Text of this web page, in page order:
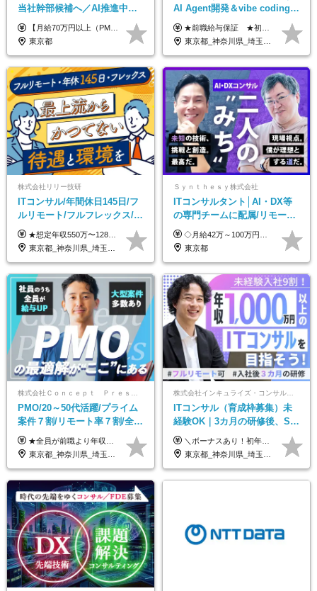
当社幹部候補へ／AI推進中！
目指せるAI人材／年収800万円
以上可／リモート80％
【月給70万円以上（PM）／想定年収840万円以上】 ★詳しくは下記をご参照ください！ ■SE/PL/テスト計画以降などの上流フェーズ 月給53万円以上 ※想定年収636万円以上 ■PM/ディレクター（管理職・幹部候補） 月給70万円以上 ※想定年収840万円以上 ※単価の変動により給与も随時更新（完全単価連動型） ※育成枠については個人の経験・能力を考慮し決定 ※超過勤務については別途残業手当を支給 【固定残業代について】 なし（残業代は、実際の労働時間に応じて別途全額支給）
東京都
AI Agent開発＆vibe coding｜
AIエンジニアチームをリード
★前職給与保証 ★初年度年収700～800万円も可能 月給50万円～90万円＋賞与年2回＋各種手当 ◎スキルや経験などを考慮。前職から給与アップをお約束します！ ◎上記月給には固定残業代30時間分(95000円～)を含みます。超過した場合は追加支給します ◎試用期間は6ヵ月あり。その間の給与・待遇に差異はありません
東京都_神奈川県_埼玉県_千葉県_大阪府_愛知県_北海道_青森県_岩手県_宮城県_秋田県_山形県_福島県_茨城県_栃木県_群馬県_新潟県_山梨県_長野県_富山県_石川県_福井県_静岡県_岐阜県_三重県_兵庫県_京都府_滋賀県_奈良県_和歌山県_広島県_岡山県_鳥取県_島根県_山口県_徳島県_香川県_愛媛県_高知県_福岡県_熊本県_佐賀県_長崎県_大分県_宮崎県_鹿児島県_沖縄県
株式会社リリー技研
ITコンサル/年間休日145日/フ
ルリモート/フルフレックス/残
業基本なし/全国からの応募
OK/特別休暇あり
★想定年収550万〜1289万円 ■契約社員 月給45.8万〜71.6万円 ★想定年収688万〜1611万円 ■正社員 月給57.3万〜89.5万円 ※給与は経験・スキルを考慮の上、決定します。 ※試用期間3ヶ月（その間の給与・待遇に差異はありません）期間は短縮の可能性あり ※残業代は別途全額支給します 【★評価について★】 弊社では、1〜7の7段階からなる等級制を導入しています。 【★昇給の仕組み★】 等級が1段階上がるごとに、基本給の25％に相当する額が昇給されます。 評価は年2回実施されるため、年に2回の昇給チャンスがあります。 頑張りが正当に評価される、透明性の高い制度です。
東京都_神奈川県_埼玉県_千葉県_大阪府_愛知県_北海道_青森県_岩手県_宮城県_秋田県_山形県_福島県_茨城県_栃木県_群馬県_新潟県_山梨県_長野県_富山県_石川県_福井県_静岡県_岐阜県_三重県_兵庫県_京都府_滋賀県_奈良県_和歌山県_広島県_岡山県_鳥取県_島根県_山口県_徳島県_香川県_愛媛県_高知県_福岡県_熊本県_佐賀県_長崎県_大分県_宮崎県_鹿児島県_沖縄県
Ｓｙｎｔｈｅｓｙ株式会社
ITコンサルタント│AI・DX等
の専門チームに配属/リモート
×フレックス/Big4と同水準の
給与・待遇
◇月給42万～100万円＋賞与年2回 └年収900～1600万円可能 ★☆年収例☆★ ◎37歳・元開発エンジニア └年収900万（2年後に年収150万UP実績） ◎40歳・元SierのPM └年収1400万（2年後に年収300万UP実績） ◎43歳・元コンサルタント └年収1600万（2年後に年収200万UP実績） ※経験・スキルを考慮し決定します ※試用期間3～6カ月あり（その間の待遇に差異はありません） 【固定残業代について】 なし（残業代は、実際の労働時間に応じて別途全額支給）
東京都
PMO/20～50代活躍/プライム
案件７割/リモート率７割/全員
前職より年収UP/有給取得率
100%
★全員が前職より年収UPを実現！ ★前職給与より120％アップ実績あり ★前職給与を最大限に考慮 ★入社4年目で年収800万円の社員も在籍！ 年俸420万円～960万円（1/12を毎月支給）＋インセンティブ＋各種手当 ※経験・スキルを考慮の上、決定します ※試用期間6ヶ月あり（期間中の給与、待遇に差異はありません） ※上記金額には固定残業代(月20時間／月5.6万円)を含みます ※超過分は別途全額支給します
東京都_神奈川県_埼玉県_千葉県
ITコンサル（育成枠募集）未
経験OK｜3カ月の研修後、SE
からコンサルへステップアッ
プ｜リモート8割以上
＼ボーナスあり！初年度から年収300万円以上／ ■月給24万2,200円～35万円＋賞与＋各種手当 ※経験・年齢・能力等を考慮し決定いたします。 ※試用期間中（3カ月）は契約社員で、月給21万円＋諸手当になります。 （試用期間中は残業が発生しません。その他の待遇に変更はありません。） ＼自分の市場価値が上がる／ 定量評価×定性評価の明確な基準での評価制度を設けており、自分の目標達成度合いや仕事に対しての姿勢が給与にも反映されるようになっています。そのため、平均昇給額は40万円以上！100万円以上昇給する人もいます！ 【固定残業代について】 固定残業30時間分（46,000円～69,375円）を含む ※超過分は別途全額支給
東京都_神奈川県_埼玉県_千葉県_大阪府_愛知県_北海道_青森県_岩手県_宮城県_秋田県_山形県_福島県_茨城県_栃木県_群馬県_新潟県_山梨県_長野県_富山県_石川県_福井県_静岡県_岐阜県_三重県_兵庫県_京都府_滋賀県_奈良県_和歌山県_広島県_岡山県_鳥取県_島根県_山口県_徳島県_香川県_愛媛県_高知県_福岡県_熊本県_佐賀県_長崎県_大分県_宮崎県_鹿児島県_沖縄県